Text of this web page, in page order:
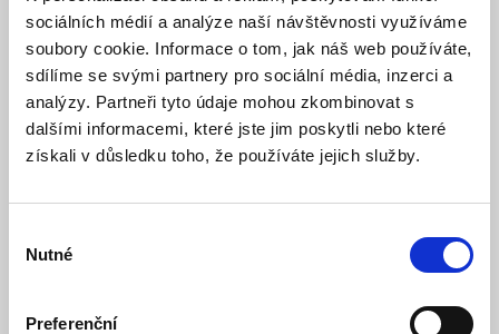
sociálních médií a analýze naší návštěvnosti využíváme
soubory cookie. Informace o tom, jak náš web používáte,
sdílíme se svými partnery pro sociální média, inzerci a
analýzy. Partneři tyto údaje mohou zkombinovat s
dalšími informacemi, které jste jim poskytli nebo které
získali v důsledku toho, že používáte jejich služby.
souhlasu
Nutné
Preferenční
Skladem
1 199 Kč
Detail Do košíku